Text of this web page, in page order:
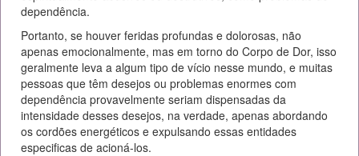
dependência.
Portanto, se houver feridas profundas e dolorosas, não
apenas emocionalmente, mas em torno do Corpo de Dor, isso
geralmente leva a algum tipo de vício nesse mundo, e muitas
pessoas que têm desejos ou problemas enormes com
dependência provavelmente seriam dispensadas da
intensidade desses desejos, na verdade, apenas abordando
os cordões energéticos e expulsando essas entidades
especificas de acioná-los.